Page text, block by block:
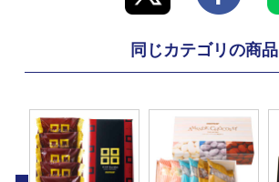
同じカテゴリの商品